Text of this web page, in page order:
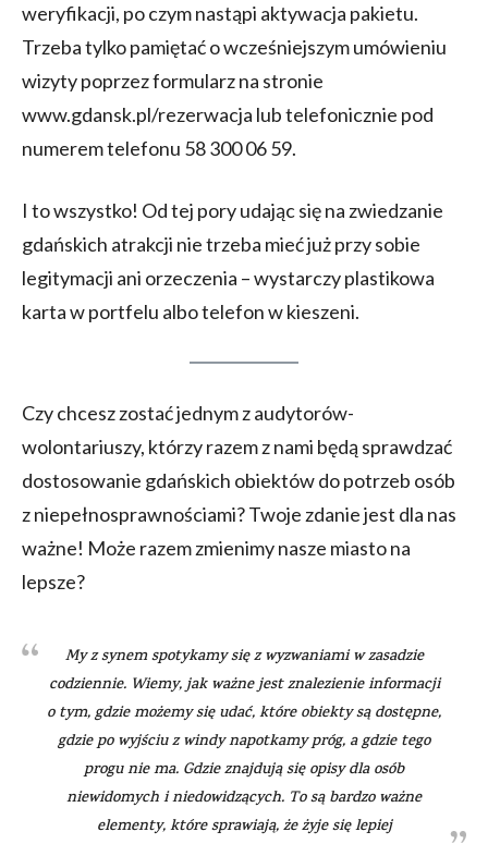
weryfikacji, po czym nastąpi aktywacja pakietu.
Trzeba tylko pamiętać o wcześniejszym umówieniu
wizyty poprzez formularz na stronie
www.gdansk.pl/rezerwacja lub telefonicznie pod
numerem telefonu 58 300 06 59.
I to wszystko! Od tej pory udając się na zwiedzanie
gdańskich atrakcji nie trzeba mieć już przy sobie
legitymacji ani orzeczenia – wystarczy plastikowa
karta w portfelu albo telefon w kieszeni.
Czy chcesz zostać jednym z audytorów-
wolontariuszy, którzy razem z nami będą sprawdzać
dostosowanie gdańskich obiektów do potrzeb osób
z niepełnosprawnościami? Twoje zdanie jest dla nas
ważne! Może razem zmienimy nasze miasto na
lepsze?
My z synem spotykamy się z wyzwaniami w zasadzie
codziennie. Wiemy, jak ważne jest znalezienie informacji
o tym, gdzie możemy się udać, które obiekty są dostępne,
gdzie po wyjściu z windy napotkamy próg, a gdzie tego
progu nie ma. Gdzie znajdują się opisy dla osób
niewidomych i niedowidzących. To są bardzo ważne
elementy, które sprawiają, że żyje się lepiej